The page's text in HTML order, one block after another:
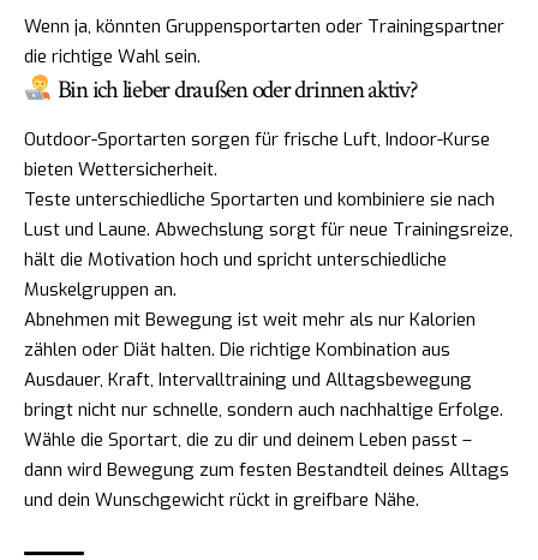
Wenn ja, könnten Gruppensportarten oder Trainingspartner
die richtige Wahl sein.
Bin ich lieber draußen oder drinnen aktiv?
Outdoor-Sportarten sorgen für frische Luft, Indoor-Kurse
bieten Wettersicherheit.
Teste unterschiedliche Sportarten und kombiniere sie nach
Lust und Laune. Abwechslung sorgt für neue Trainingsreize,
hält die Motivation hoch und spricht unterschiedliche
Muskelgruppen an.
Abnehmen mit Bewegung ist weit mehr als nur Kalorien
zählen oder Diät halten. Die richtige Kombination aus
Ausdauer, Kraft, Intervalltraining und Alltagsbewegung
bringt nicht nur schnelle, sondern auch nachhaltige Erfolge.
Wähle die Sportart, die zu dir und deinem Leben passt –
dann wird Bewegung zum festen Bestandteil deines Alltags
und dein Wunschgewicht rückt in greifbare Nähe.